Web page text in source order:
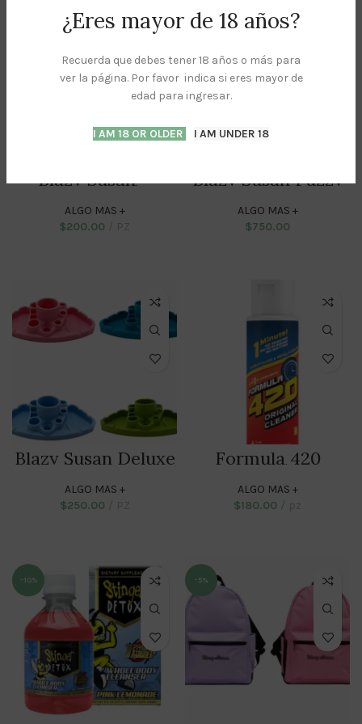
¿Eres mayor de 18 años?
Recuerda que debes tener 18 años o más para
ver la página. Por favor indica si eres mayor de
edad para ingresar.
I AM 18 OR OLDER I AM UNDER 18
Blazy Susan –
Cotton Buds
ALGO MAS +
$200.00
Blazy Susan Fuzzy
Bucket Gorro
ALGO MAS +
$750.00
Blazy Susan Deluxe
Dab Station
ALGO MAS +
$250.00
Formula 420
Original Cleaner
4oz
ALGO MAS +
$180.00
-10% -5%